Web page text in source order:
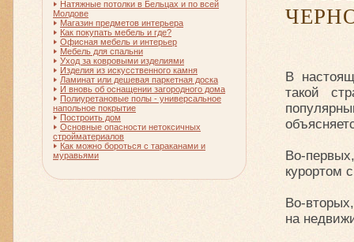
В
такой
Во-
курортом
Во-
на
Натяжные потолки в Бельцах и по всей
Молдове
Магазин предметов интерьера
Как покупать мебель и где?
Офисная мебель и интерьер
Мебель для спальни
Уход за ковровыми изделиями
Изделия из искусственного камня
Ламинат или дешевая паркетная доска
И вновь об оснащении загородного дома
Полиуретановые полы - универсальное
напольное покрытие
Построить дом
Основные опасности нетоксичных
стройматериалов
Как можно бороться с тараканами и
муравьями